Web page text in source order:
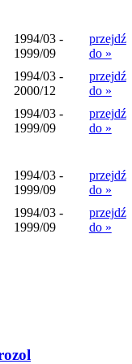
1994/03 -
1999/09
przejdź
do »
1994/03 -
2000/12
przejdź
do »
1994/03 -
1999/09
przejdź
do »
1994/03 -
1999/09
przejdź
do »
1994/03 -
1999/09
przejdź
do »